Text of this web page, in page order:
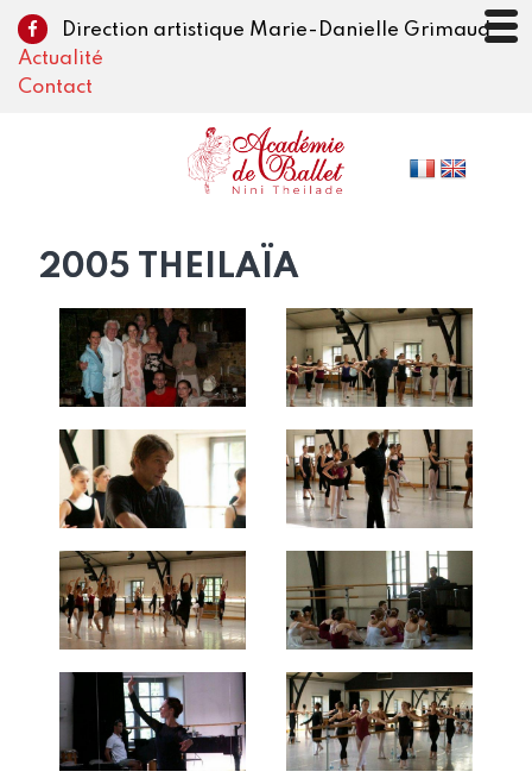
Direction artistique Marie-Danielle Grimaud
Actualité
Contact
2005 THEILAÏA